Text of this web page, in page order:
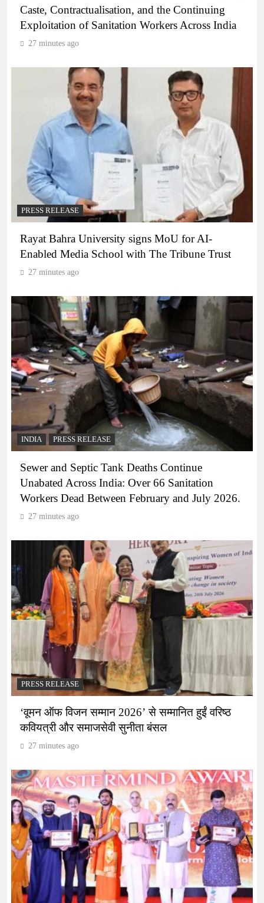
Caste, Contractualisation, and the Continuing
Exploitation of Sanitation Workers Across India
27 minutes ago
PRESS RELEASE
Rayat Bahra University signs MoU for AI-
Enabled Media School with The Tribune Trust
27 minutes ago
INDIA PRESS RELEASE
Sewer and Septic Tank Deaths Continue
Unabated Across India: Over 66 Sanitation
Workers Dead Between February and July 2026.
27 minutes ago
PRESS RELEASE
‘वूमन ऑफ विजन सम्मान 2026’ से सम्मानित हुईं वरिष्ठ
कवियत्री और समाजसेवी सुनीता बंसल
27 minutes ago